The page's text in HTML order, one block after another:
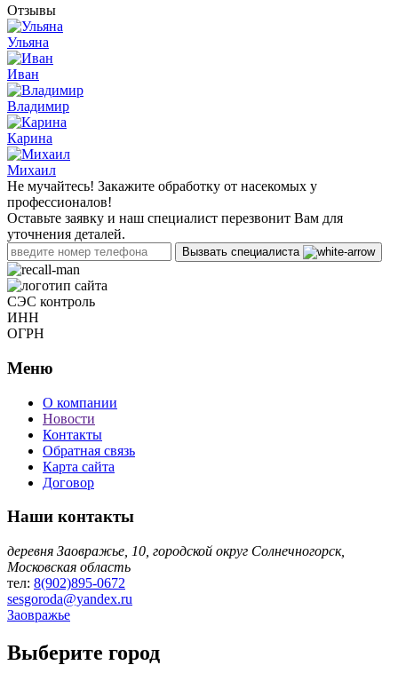
Отзывы
Ульяна
Иван
Владимир
Карина
Михаил
Не мучайтесь! Закажите обработку от насекомых у
профессионалов!
Оставьте заявку и наш специалист перезвонит Вам для
уточнения деталей.
Вызвать специалиста
СЭС контроль
ИНН
ОГРН
Меню
О компании
Новости
Контакты
Обратная связь
Карта сайта
Договор
Наши контакты
деревня Заовражье, 10, городской округ Солнечногорск,
Московская область
тел: 8(902)895-0672
sesgoroda@yandex.ru
Заовражье
Выберите город